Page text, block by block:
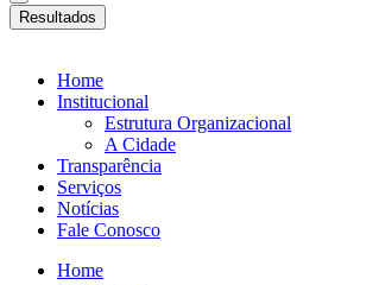
Resultados
Home
Institucional
Estrutura Organizacional
A Cidade
Transparência
Serviços
Notícias
Fale Conosco
Home